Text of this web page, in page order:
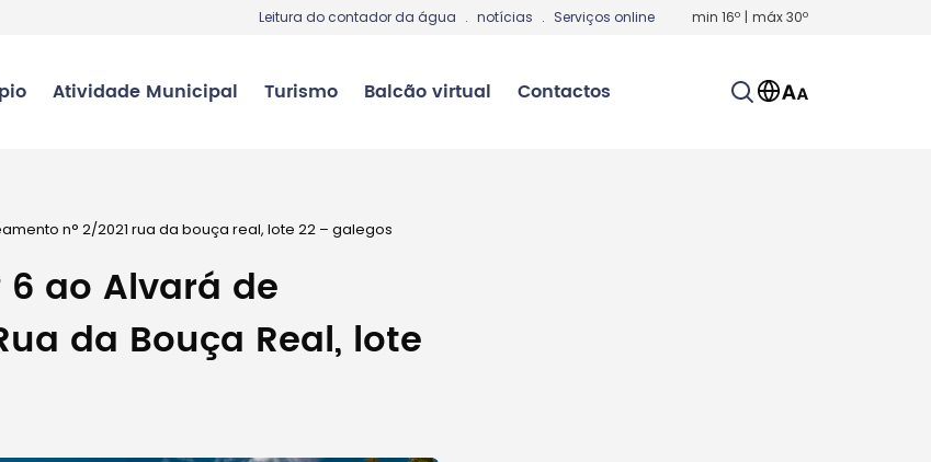
Leitura do contador da água . notícias . Serviços online min 16º | máx30º
Atividade Municipal Turismo Balcão virtual Contactos
n° 2/2021 rua da bouça real, lote 22 – galegos
ao Alvará de
da Bouça Real, lote